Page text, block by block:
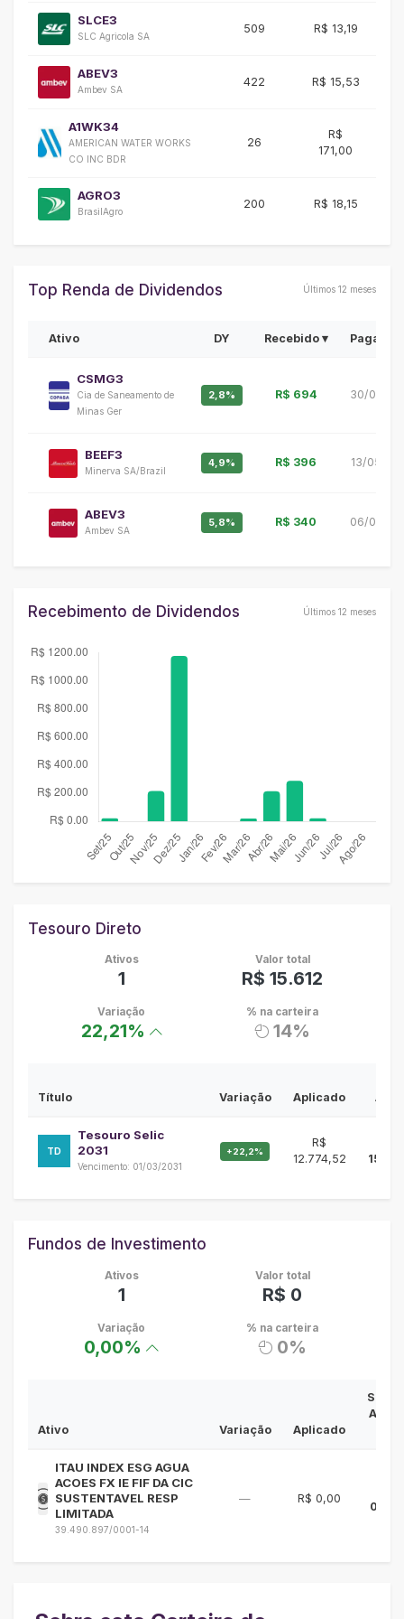
SLCE3
SLC Agricola SA
509 R$ 13,19
ABEV3
Ambev SA
422 R$ 15,53
A1WK34
AMERICAN WATER WORKS
CO INC BDR
26
R$
171,00
AGRO3
BrasilAgro
200 R$ 18,15
Top Renda de Dividendos Últimos 12 meses
Ativo DY Recebido ▾
CSMG3
Cia de Saneamento de
Minas Ger
2,8% R$ 694 30/06/
BEEF3
Minerva SA/Brazil
4,9% R$ 396 13/05/
ABEV3
Ambev SA
5,8% R$ 340 06/04/
Recebimento de Dividendos Últimos 12 meses
Tesouro Direto
Ativos
1
Valor total
R$ 15.612
Variação
22,21%
% na carteira
14%
Título Variação Aplicado
TD
Tesouro Selic
2031
Vencimento: 01/03/2031
+22,2%
R$
12.774,52
Fundos de Investimento
Ativos
1
Valor total
R$ 0
Variação
0,00%
% na carteira
0%
Ativo Variação Aplicado
Saldo
Atual
ITAU INDEX ESG AGUA
ACOES FX IE FIF DA CIC
SUSTENTAVEL RESP
LIMITADA
39.490.897/0001-14
— R$ 0,00
0,00